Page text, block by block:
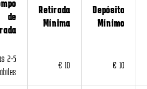
Depósito
Mínimo
Retirada
Mínima
de
Retirada